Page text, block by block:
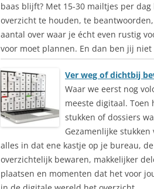
baas blijft? Met 15-30 mailtjes per
overzicht te houden, te
aantal over waar je écht even rustig
voor moet plannen. En dan ben jij
Ver weg of dichtbij
Waar we eerst nog
meeste digitaal.
stukken of dossiers
Gezamenlijke
alles in dat ene kastje op je bureau,
overzichtelijk bewaren, makkelijker
plaatsen en momenten dat het voor